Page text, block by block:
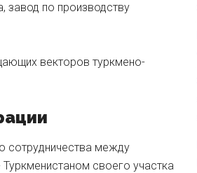
завод по производству
векторов туркмено-
сотрудничества между
своего участка